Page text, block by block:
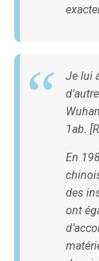
Je lui
1ab.
En
des
ont